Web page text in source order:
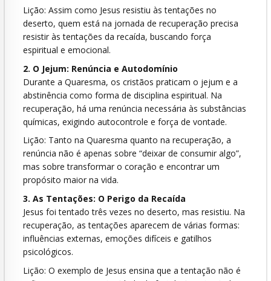
Lição: Assim como Jesus resistiu às tentações no
deserto, quem está na jornada de recuperação precisa
resistir às tentações da recaída, buscando força
espiritual e emocional.
2. O Jejum: Renúncia e Autodomínio
Durante a Quaresma, os cristãos praticam o jejum e a
abstinência como forma de disciplina espiritual. Na
recuperação, há uma renúncia necessária às substâncias
químicas, exigindo autocontrole e força de vontade.
Lição: Tanto na Quaresma quanto na recuperação, a
renúncia não é apenas sobre “deixar de consumir algo”,
mas sobre transformar o coração e encontrar um
propósito maior na vida.
3. As Tentações: O Perigo da Recaída
Jesus foi tentado três vezes no deserto, mas resistiu. Na
recuperação, as tentações aparecem de várias formas:
influências externas, emoções difíceis e gatilhos
psicológicos.
Lição: O exemplo de Jesus ensina que a tentação não é